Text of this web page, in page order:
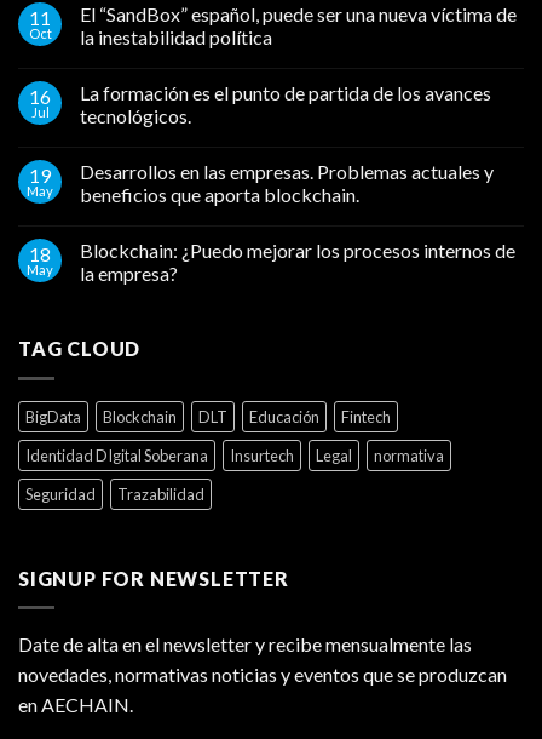
11
Oct
El “SandBox” español, puede ser una nueva víctima de
la inestabilidad política
16
Jul
La formación es el punto de partida de los avances
tecnológicos.
19
May
Desarrollos en las empresas. Problemas actuales y
beneficios que aporta blockchain.
18
May
Blockchain: ¿Puedo mejorar los procesos internos de
la empresa?
TAG CLOUD
BigData Blockchain DLT Educación
Fintech
Identidad DIgital Soberana
Insurtech Legal
normativa
Seguridad
Trazabilidad
SIGNUP FOR NEWSLETTER
Date de alta en el newsletter y recibe mensualmente las
novedades, normativas noticias y eventos que se produzcan
en AECHAIN.